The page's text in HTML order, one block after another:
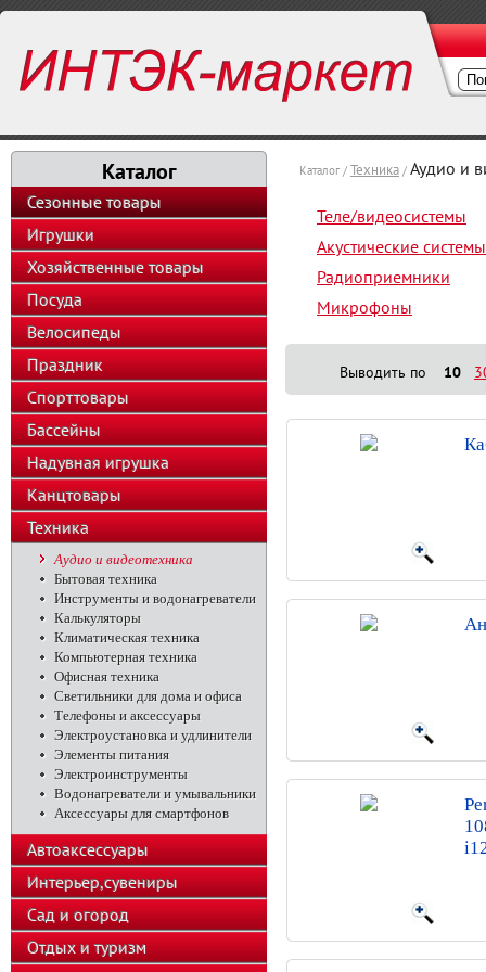
Каталог
Сезонные товары
Игрушки
Хозяйственные товары
Посуда
Велосипеды
Праздник
Спорттовары
Бассейны
Надувная игрушка
Канцтовары
Техника
Аудио и видеотехника
Бытовая техника
Инструменты и водонагреватели
Калькуляторы
Климатическая техника
Компьютерная техника
Офисная техника
Светильники для дома и офиса
Телефоны и аксессуары
Электроустановка и удлинители
Элементы питания
Электроинструменты
Водонагреватели и умывальники
Аксессуары для смартфонов
Автоаксессуары
Интерьер,сувениры
Сад и огород
Отдых и туризм
Каталог / Техника / Аудио и
Теле/видеосистемы
Акустические системы
Радиоприемники
Микрофоны
Выводить по 10